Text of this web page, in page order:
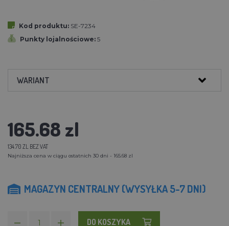
Kod produktu: SE-7234
Punkty lojalnościowe: 5
WARIANT
165.68 zl
134.70 ZL BEZ VAT
Najniższa cena w ciągu ostatnich 30 dni - 165.68 zl
MAGAZYN CENTRALNY (WYSYŁKA 5-7 DNI)
DO KOSZYKA